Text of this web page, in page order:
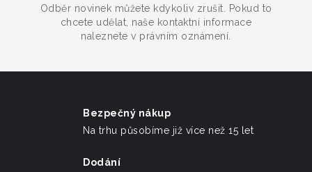
Odběr novinek můžete kdykoliv zrušit. Pokud to
chcete udělat, naše kontaktní informace
naleznete v právním oznámení.
Bezpečný nákup
Na trhu působíme již více než 15 let
Dodání